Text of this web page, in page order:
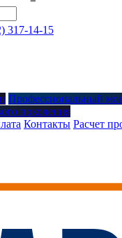
317-14-15
Профессиональный
поколения
Контакты Расчет